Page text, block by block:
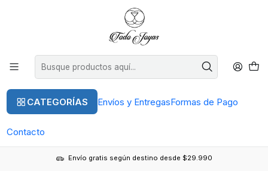
CATEGORÍAS Envíos y EntregasFormas de Pago
Contacto
Envío gratis según destino desde $29.990